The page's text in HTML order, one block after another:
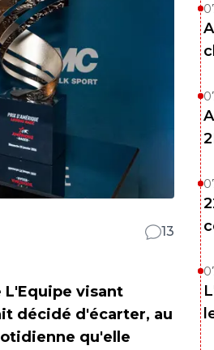
13
visant
décidé d'écarter, au
qu'elle